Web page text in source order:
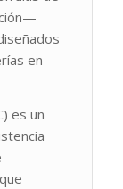
en
es un